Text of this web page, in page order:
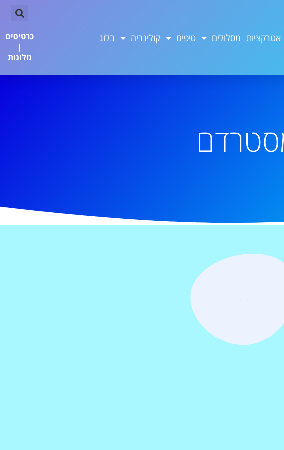
אטרקציות מסלולים טיפים קולינריה בלוג
כרטיסים
|
מלונות